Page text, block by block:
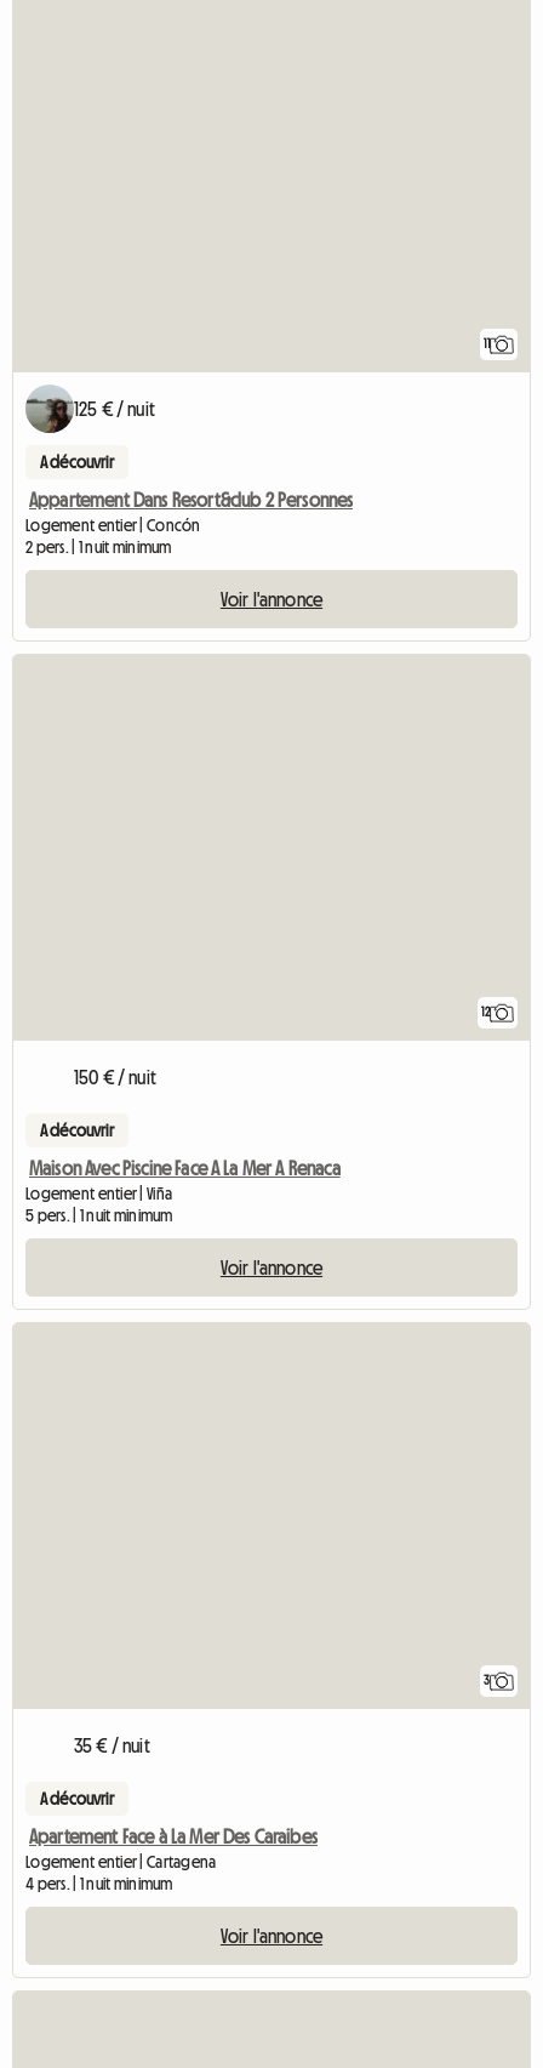
11
125 € / nuit
A découvrir
Appartement Dans Resort&club 2 Personnes
Logement entier | Concón
2 pers. | 1 nuit minimum
Voir l'annonce
12
150 € / nuit
A découvrir
Maison Avec Piscine Face A La Mer A Renaca
Logement entier | Viña
5 pers. | 1 nuit minimum
Voir l'annonce
3
35 € / nuit
A découvrir
Apartement Face à La Mer Des Caraibes
Logement entier | Cartagena
4 pers. | 1 nuit minimum
Voir l'annonce